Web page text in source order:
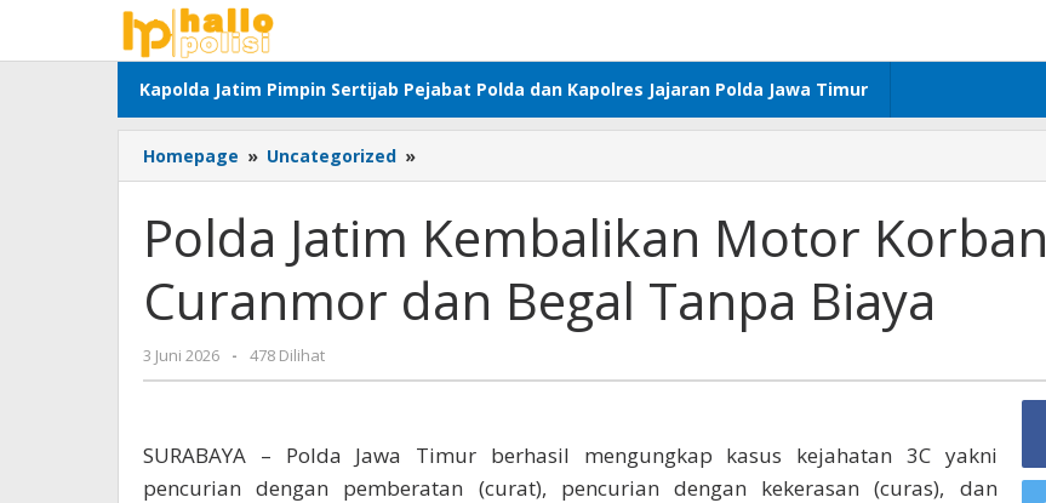
konten
Kapolda Jatim Pimpin Sertijab Pejabat Polda dan Kapolres Jajaran Polda Jawa Timur
Homepage » Uncategorized »
Jatim
Motor
Korban
Curanmor
dan
Biaya
Polda Jatim Kembalikan Motor Korban
Curanmor dan Begal Tanpa Biaya
3 Juni 2026
oleh
Adhis
- 478 Dilihat
SURABAYA – Polda Jawa Timur berhasil mengungkap kasus kejahatan 3C yakni
pencurian dengan pemberatan (curat), pencurian dengan kekerasan (curas), dan